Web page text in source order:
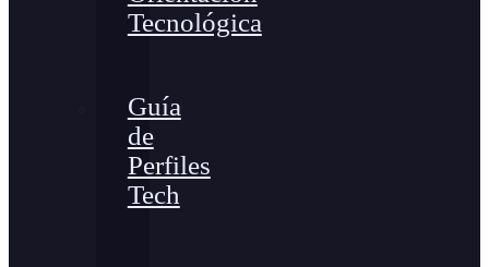
Tecnológica
Guía
de
Perfiles
Tech